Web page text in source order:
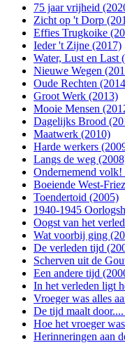
75 jaar vrijheid
Zicht op 't Dorp
Effies Trugkoike
Ieder 't Zijne (2017)
Water, Lust en Last
Nieuwe Wegen
Oude Rechten
Groot Werk (2013)
Mooie Mensen
Dagelijks Brood
Maatwerk (2010)
Harde werkers
Langs de weg
Ondernemend volk!
Boeiende West-
Toendertoid (2005)
1940-1945
Oogst van het
Wat voorbij ging
De verleden tijd
Scherven uit de
Een andere tijd
In het verleden ligt
Vroeger was alles
De tijd maalt
Hoe het vroeger
Herinneringen aan